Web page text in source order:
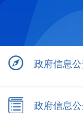
政府信息
政府信息